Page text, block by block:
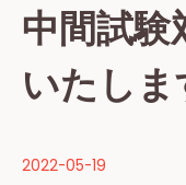
中間試験
いたしま
2022-05-19